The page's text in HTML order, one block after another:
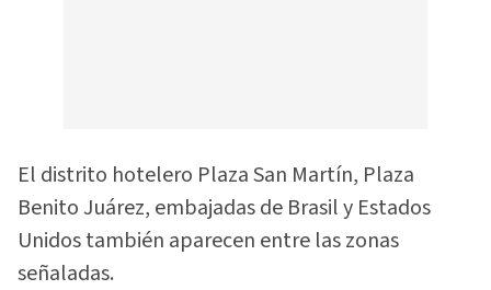
El distrito hotelero Plaza San Martín, Plaza
Benito Juárez, embajadas de Brasil y Estados
Unidos también aparecen entre las zonas
señaladas.